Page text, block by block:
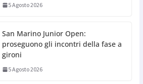
5 Agosto 2026
San Marino Junior Open:
proseguono gli incontri della fase a
gironi
5 Agosto 2026